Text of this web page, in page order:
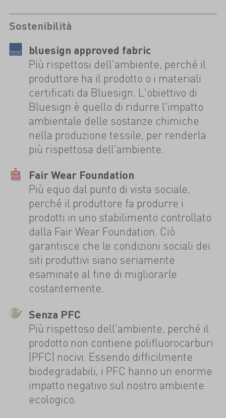
Sostenibilità
bluesign approved fabric
Più rispettosi dell'ambiente, perché il
produttore ha il prodotto o i materiali
certificati da Bluesign. L'obiettivo di
Bluesign è quello di ridurre l'impatto
ambientale delle sostanze chimiche
nella produzione tessile, per renderla
più rispettosa dell'ambiente.
Fair Wear Foundation
Più equo dal punto di vista sociale,
perché il produttore fa produrre i
prodotti in uno stabilimento controllato
dalla Fair Wear Foundation. Ciò
garantisce che le condizioni sociali dei
siti produttivi siano seriamente
esaminate al fine di migliorarle
costantemente.
Senza PFC
Più rispettoso dell'ambiente, perché il
prodotto non contiene polifluorocarburi
(PFC) nocivi. Essendo difficilmente
biodegradabili, i PFC hanno un enorme
impatto negativo sul nostro ambiente
ecologico.